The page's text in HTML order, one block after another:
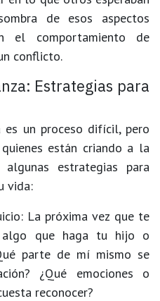
de esos aspectos
el comportamiento de
conflicto.
Estrategias para
es un proceso difícil, pero
están criando a la
algunas estrategias para
vida:
: La próxima vez que te
que haga tu hijo o
parte de mí mismo se
¿Qué emociones o
reconocer?